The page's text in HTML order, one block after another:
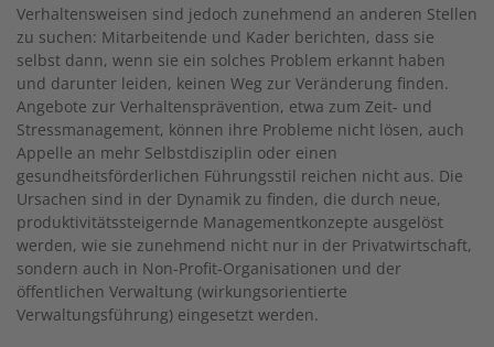
Verhaltensweisen sind jedoch zunehmend an anderen Stellen
zu suchen: Mitarbeitende und Kader berichten, dass sie
selbst dann, wenn sie ein solches Problem erkannt haben
und darunter leiden, keinen Weg zur Veränderung finden.
Angebote zur Verhaltensprävention, etwa zum Zeit- und
Stressmanagement, können ihre Probleme nicht lösen, auch
Appelle an mehr Selbstdisziplin oder einen
gesundheitsförderlichen Führungsstil reichen nicht aus. Die
Ursachen sind in der Dynamik zu finden, die durch neue,
produktivitätssteigernde Managementkonzepte ausgelöst
werden, wie sie zunehmend nicht nur in der Privatwirtschaft,
sondern auch in Non-Profit-Organisationen und der
öffentlichen Verwaltung (wirkungsorientierte
Verwaltungsführung) eingesetzt werden.